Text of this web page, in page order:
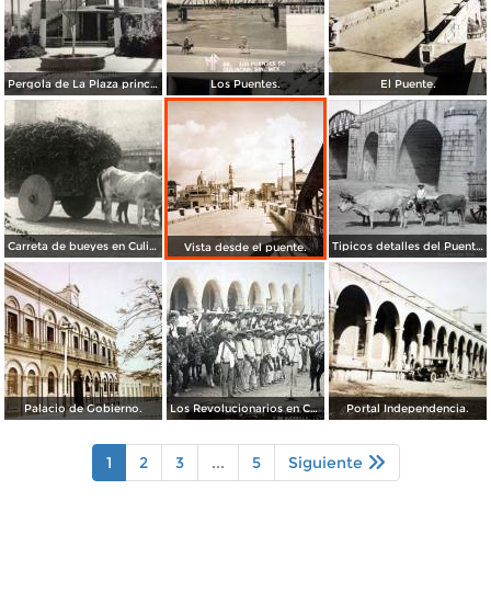
Pergola de La Plaza principal. Los Puentes. El Puente.
Carreta de bueyes en Culiacán Vista desde el puente. Tipicos detalles del Puente.
Palacio de Gobierno. Los Revolucionarios en Culiacan Melquiades Melendez y su guerrilla. Portal Independencia.
1 2 3 ... 5 Siguiente